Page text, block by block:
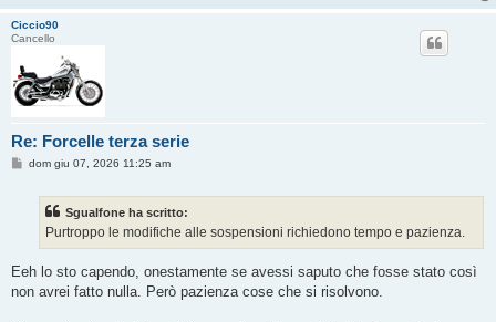
o
Ciccio90
Cancello
Re: Forcelle terza serie
M
o
dom giu 07, 2026 11:25 am
Sgualfone ha scritto:
Purtroppo le modifiche alle sospensioni richiedono tempo e pazienza.
Eeh lo sto capendo, onestamente se avessi saputo che fosse stato così
non avrei fatto nulla. Però pazienza cose che si risolvono.